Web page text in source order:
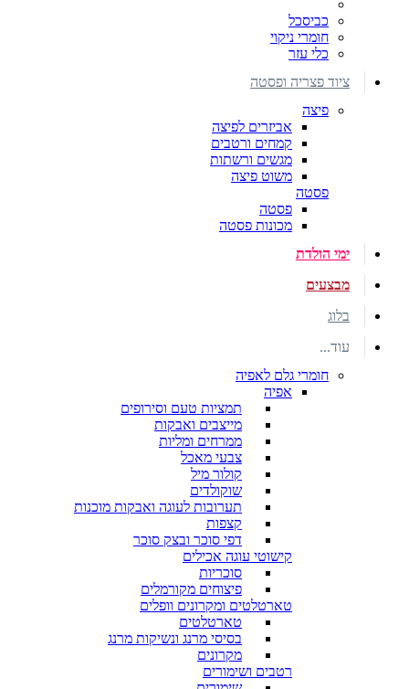
כביסכל
חומרי ניקוי
כלי עזר
ציוד פצריה ופסטה
פיצה
אביזרים לפיצה
קמחים ורטבים
מגשים ורשתות
משוט פיצה
פסטה
פסטה
מכונות פסטה
ימי הולדת
מבצעים
בלוג
עוד...
חומרי גלם לאפיה
אפיה
תמציות טעם וסירופים
מייצבים ואבקות
ממרחים ומליות
צבעי מאכל
קולור מיל
שוקולדים
תערובות לעוגה ואבקות מוכנות
קצפות
דפי סוכר ובצק סוכר
קישוטי עוגה אכילים
סוכריות
פיצוחים מקורמלים
טארטלטים ומקרונים וופלים
טארטלטים
בסיסי מרנג ונשיקות מרנג
מקרונים
רטבים ושימורים